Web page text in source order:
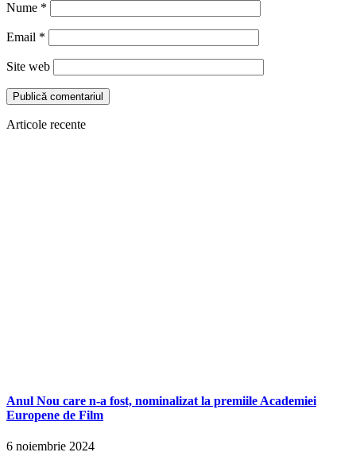
Nume *
Email *
Site web
Articole recente
Anul Nou care n-a fost, nominalizat la premiile Academiei
Europene de Film
6 noiembrie 2024